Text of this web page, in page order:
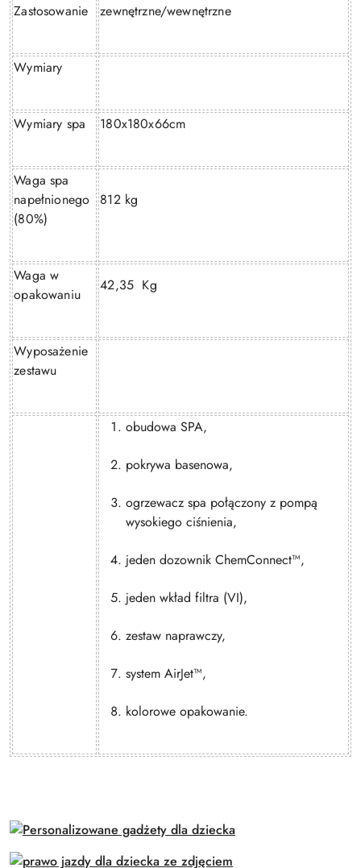
Zastosowanie zewnętrzne/wewnętrzne
Wymiary
Wymiary spa 180x180x66cm
Waga spa
napełnionego
(80%)
812 kg
Waga w
opakowaniu
42,35 Kg
Wyposażenie
zestawu
obudowa SPA,
pokrywa basenowa,
ogrzewacz spa połączony z pompą
wysokiego ciśnienia,
jeden dozownik ChemConnect™,
jeden wkład filtra (VI),
zestaw naprawczy,
system AirJet™,
kolorowe opakowanie.